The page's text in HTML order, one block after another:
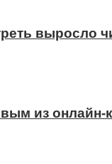
выросло
из